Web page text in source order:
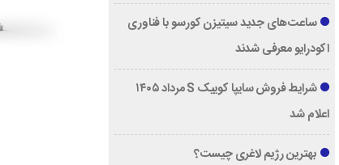
ساعت‌های جدید سیتیزن کورسو با فناوری
اکودرایو معرفی شدند
شرایط فروش سایپا کوییک S مرداد ۱۴۰۵
اعلام شد
بهترین رژیم لاغری چیست؟